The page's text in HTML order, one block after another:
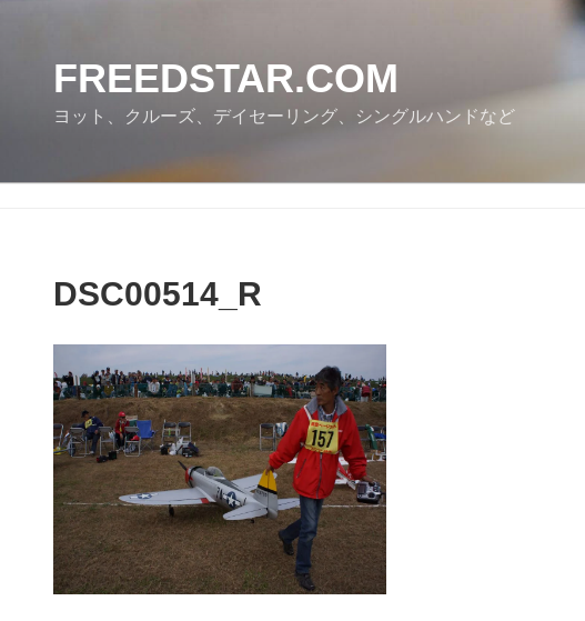
FREEDSTAR.COM
ヨット、クルーズ、デイセーリング、シングルハンドなど
DSC00514_R